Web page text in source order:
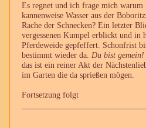
Es regnet und ich frage mich warum
kannenweise Wasser aus der
Rache der Schnecken? Ein letzter
vergessenen Kumpel erblickt und in
Pferdeweide gepfeffert. Schonfrist
bestimmt wieder da. Du bist gemein!
das ist ein reiner Akt der
im Garten die da sprießen mögen.
Fortsetzung folgt